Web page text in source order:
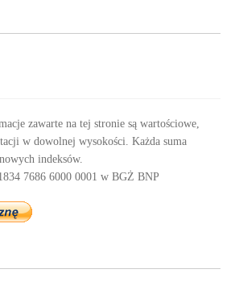
zawarte na tej stronie są wartościowe,
w dowolnej wysokości. Każda suma
indeksów.
7686 6000 0001 w BGŻ BNP